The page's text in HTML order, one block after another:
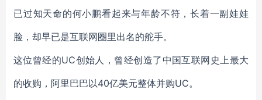
已过知天命的何小鹏看起来与年龄不符，长着一副娃娃
脸，却早已是互联网圈里出名的舵手。
这位曾经的UC创始人，曾经创造了中国互联网史上最大
的收购，阿里巴巴以40亿美元整体并购UC。